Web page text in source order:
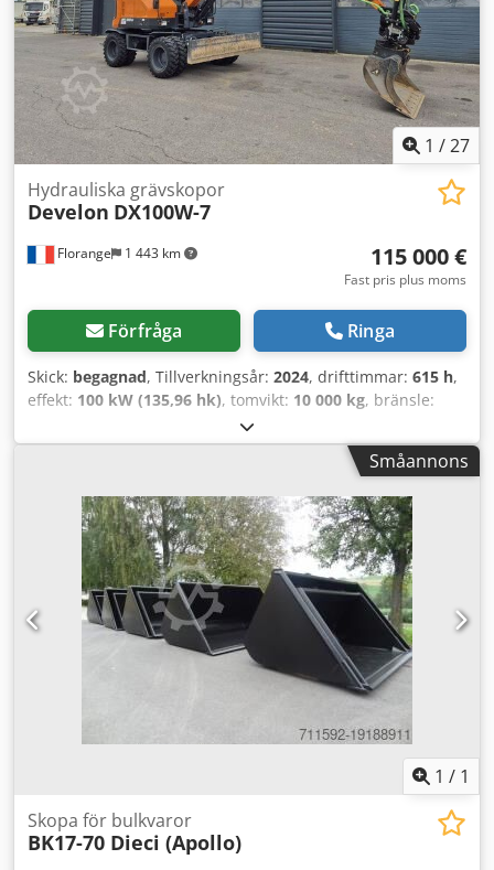
1 /27
Florange 1 443 km
Hydrauliska grävskopor
Develon DX100W-7
115 000 €
Fast pris plus moms
Förfråga Ringa
Skick: begagnad, Tillverkningsår: 2024, drifttimmar: 615 h,
effekt: 100 kW (135,96 hk), tomvikt: 10 000 kg, bränsle:
luftkonditionering
Variabel bom • Snabbfäste STEELWRIST QCS50 • Tiltrotator
STEELWRIST X12 S50 • Sticka 2,25 m • Automatisk tomgång •
Säkerhetsventiler • Bi-direktionellt högflödeshydraulik •
Dubbelverkande lågflödeslinje • Dubbelmonterade hjul •
Fyrhjulsstyrning med krabbläge • Framskär + bakre
stabilisatorer Dkodezb Ru Hspfx Amisr • Backkamera +
sidokamera • Luftkonditionering • Fjädrande och värmd
stol • LED-arbetsbelysning • Skopor 400 mm •
Planeringsskopa 1400 mm • Pallgaffel • 5 års / 3000 tim
Småannons
1 / 1
Skopa för bulkvaror
BK17-70 Dieci (Apollo)